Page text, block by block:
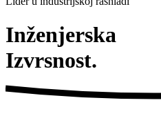
Inženjerska
Izvrsnost.